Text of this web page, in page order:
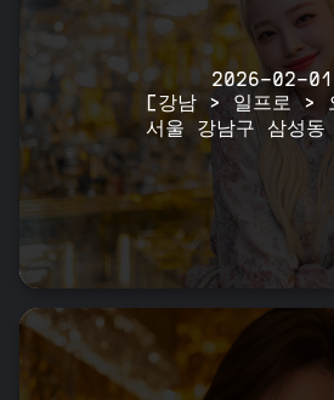
2026-02-01
[강남 > 일프로 >
서울 강남구 삼성